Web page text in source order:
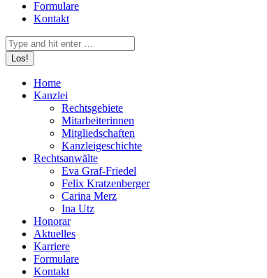
Formulare
Kontakt
Search:
Home
Kanzlei
Rechtsgebiete
Mitarbeiterinnen
Mitgliedschaften
Kanzleigeschichte
Rechtsanwälte
Eva Graf-Friedel
Felix Kratzenberger
Carina Merz
Ina Utz
Honorar
Aktuelles
Karriere
Formulare
Kontakt